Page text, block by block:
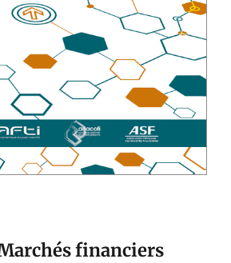
financiers